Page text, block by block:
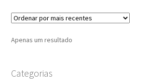
Apenas um resultado
Categorias